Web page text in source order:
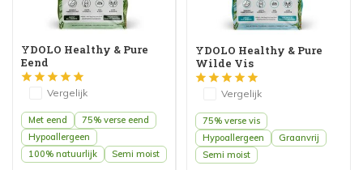
YDOLO Healthy & Pure
Eend
Vergelijk
Met eend
75% verse eend
Hypoallergeen
100% natuurlijk
Semi moist
YDOLO Healthy & Pure
Wilde Vis
Vergelijk
75% verse vis
Hypoallergeen
Graanvrij
Semi moist